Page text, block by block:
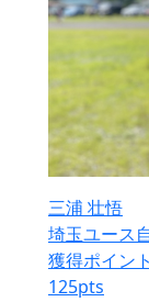
三浦 壮悟
埼玉ユース
獲得ポイント
125pts